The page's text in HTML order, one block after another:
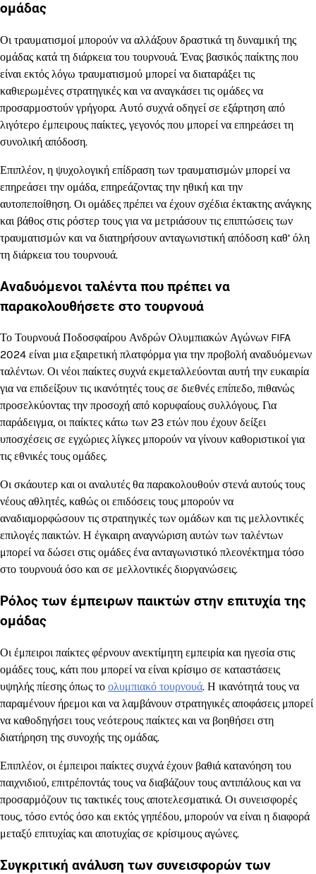
ομάδας
Οι τραυματισμοί μπορούν να αλλάξουν δραστικά τη δυναμική της
ομάδας κατά τη διάρκεια του τουρνουά. Ένας βασικός παίκτης που
είναι εκτός λόγω τραυματισμού μπορεί να διαταράξει τις
καθιερωμένες στρατηγικές και να αναγκάσει τις ομάδες να
προσαρμοστούν γρήγορα. Αυτό συχνά οδηγεί σε εξάρτηση από
λιγότερο έμπειρους παίκτες, γεγονός που μπορεί να επηρεάσει τη
συνολική απόδοση.
Επιπλέον, η ψυχολογική επίδραση των τραυματισμών μπορεί να
επηρεάσει την ομάδα, επηρεάζοντας την ηθική και την
αυτοπεποίθηση. Οι ομάδες πρέπει να έχουν σχέδια έκτακτης ανάγκης
και βάθος στις ρόστερ τους για να μετριάσουν τις επιπτώσεις των
τραυματισμών και να διατηρήσουν ανταγωνιστική απόδοση καθ’ όλη
τη διάρκεια του τουρνουά.
Αναδυόμενοι ταλέντα που πρέπει να
παρακολουθήσετε στο τουρνουά
Το Τουρνουά Ποδοσφαίρου Ανδρών Ολυμπιακών Αγώνων FIFA
2024 είναι μια εξαιρετική πλατφόρμα για την προβολή αναδυόμενων
ταλέντων. Οι νέοι παίκτες συχνά εκμεταλλεύονται αυτή την ευκαιρία
για να επιδείξουν τις ικανότητές τους σε διεθνές επίπεδο, πιθανώς
προσελκύοντας την προσοχή από κορυφαίους συλλόγους. Για
παράδειγμα, οι παίκτες κάτω των 23 ετών που έχουν δείξει
υποσχέσεις σε εγχώριες λίγκες μπορούν να γίνουν καθοριστικοί για
τις εθνικές τους ομάδες.
Οι σκάουτερ και οι αναλυτές θα παρακολουθούν στενά αυτούς τους
νέους αθλητές, καθώς οι επιδόσεις τους μπορούν να
αναδιαμορφώσουν τις στρατηγικές των ομάδων και τις μελλοντικές
επιλογές παικτών. Η έγκαιρη αναγνώριση αυτών των ταλέντων
μπορεί να δώσει στις ομάδες ένα ανταγωνιστικό πλεονέκτημα τόσο
στο τουρνουά όσο και σε μελλοντικές διοργανώσεις.
Ρόλος των έμπειρων παικτών στην επιτυχία της
ομάδας
Οι έμπειροι παίκτες φέρνουν ανεκτίμητη εμπειρία και ηγεσία στις
ομάδες τους, κάτι που μπορεί να είναι κρίσιμο σε καταστάσεις
υψηλής πίεσης όπως το ολυμπιακό τουρνουά. Η ικανότητά τους να
παραμένουν ήρεμοι και να λαμβάνουν στρατηγικές αποφάσεις μπορεί
να καθοδηγήσει τους νεότερους παίκτες και να βοηθήσει στη
διατήρηση της συνοχής της ομάδας.
Επιπλέον, οι έμπειροι παίκτες συχνά έχουν βαθιά κατανόηση του
παιχνιδιού, επιτρέποντάς τους να διαβάζουν τους αντιπάλους και να
προσαρμόζουν τις τακτικές τους αποτελεσματικά. Οι συνεισφορές
τους, τόσο εντός όσο και εκτός γηπέδου, μπορούν να είναι η διαφορά
μεταξύ επιτυχίας και αποτυχίας σε κρίσιμους αγώνες.
Συγκριτική ανάλυση των συνεισφορών των